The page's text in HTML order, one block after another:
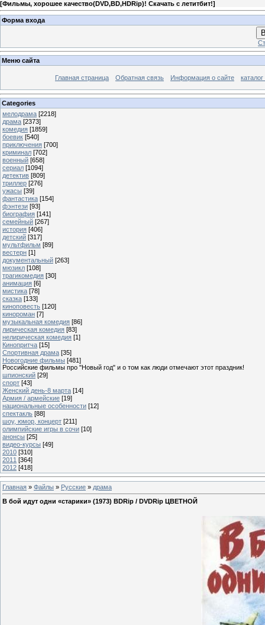
[Фильмы, хорошее качество(DVD,BD,HDRip)! Скачать с летитбит!]
Форма входа
Меню сайта
Главная страница Обратная связь Информация о сайте
Categories
мелодрама [2218]
драма [2373]
комедия [1859]
боевик [540]
приключения [700]
криминал [702]
военный [658]
сериал [1094]
детектив [809]
триллер [276]
ужасы [39]
фантастика [154]
фэнтези [93]
биография [141]
семейный [267]
история [406]
детский [317]
мультфильм [89]
вестерн [1]
документальный [263]
мюзикл [108]
трагикомедия [30]
анимация [6]
мистика [78]
сказка [133]
киноповесть [120]
кинороман [7]
музыкальная комедия [86]
лирическая комедия [83]
нелирическая комедия [1]
Кинопритча [15]
Спортивная драма [35]
Новогодние фильмы [481]
Российские фильмы про "Новый год" и о том как люди отмечают этот праздник!
шпионский [29]
спорт [43]
Женский день-8 марта [14]
Армия / армейские [19]
национальные особенности [12]
спектакль [88]
шоу, юмор, концерт [211]
олимпийские игры в сочи [10]
анонсы [25]
видео-курсы [49]
2010 [310]
2011 [364]
2012 [418]
Главная » Файлы » Русские » драма
В бой идут одни «старики» (1973) BDRip / DVDRip ЦВЕТНОЙ